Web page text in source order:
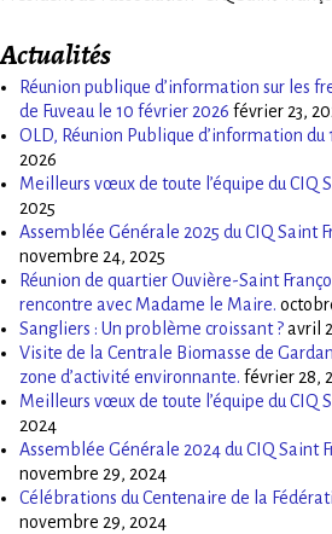
Actualités
Réunion publique d’information sur les
de Fuveau le 10 février 2026 février 23,
OLD, Réunion Publique d’information du
2026
Meilleurs vœux de toute l’équipe du CIQ
2025
Assemblée Générale 2025 du CIQ Saint
novembre 24, 2025
Réunion de quartier Ouvière-Saint
rencontre avec Madame le Maire.
Sangliers : Un problème croissant ?avril
Visite de la Centrale Biomasse de
zone d’activité environnante. février 28,
Meilleurs vœux de toute l’équipe du CIQ
2024
Assemblée Générale 2024 du CIQ Saint
novembre 29, 2024
Célébrations du Centenaire de la
novembre 29, 2024